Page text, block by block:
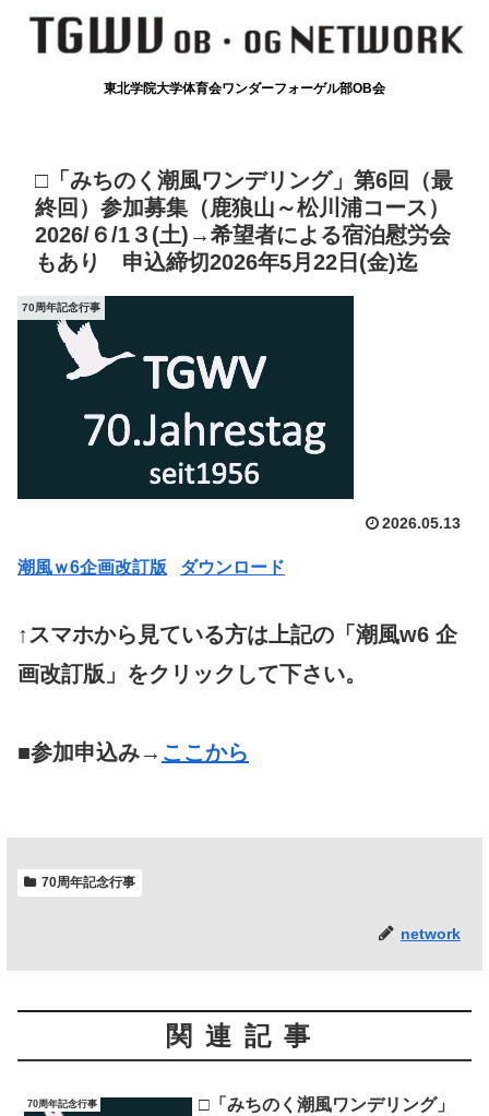
東北学院大学体育会ワンダーフォーゲル部OB会
□「みちのく潮風ワンデリング」第6回（最
終回）参加募集（鹿狼山～松川浦コース）
2026/６/1３(土)→希望者による宿泊慰労会
もあり 申込締切2026年5月22日(金)迄
70周年記念行事
2026.05.13
潮風ｗ6企画改訂版 ダウンロード
↑スマホから見ている方は上記の「潮風w6 企
画改訂版」をクリックして下さい。
■参加申込み→ ここから
70周年記念行事
network
関連記事
70周年記念行事
□「みちのく潮風ワンデリング」